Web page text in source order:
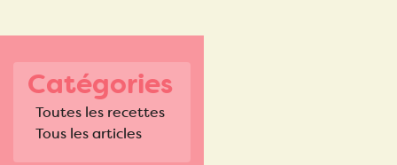
Catégories
Toutes les recettes
Tous les articles